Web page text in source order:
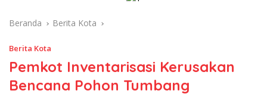
Beranda Berita Kota
Berita Kota
Pemkot Inventarisasi Kerusakan
Bencana Pohon Tumbang